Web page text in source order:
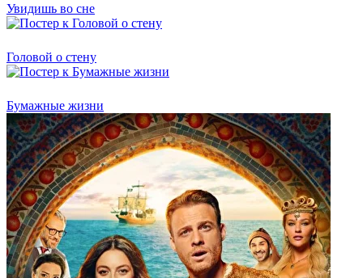
Увидишь во сне
Головой о стену
Бумажные жизни